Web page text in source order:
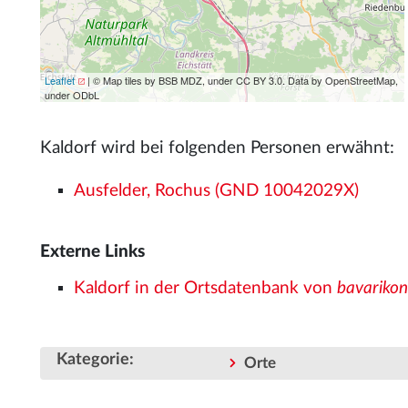
Leaflet
| © Map tiles by BSB MDZ, under CC BY 3.0. Data by OpenStreetMap,
under ODbL
Kaldorf wird bei folgenden Personen erwähnt:
Ausfelder, Rochus (GND 10042029X)
Externe Links
Kaldorf in der Ortsdatenbank vonbavarikon
Kategorie: Orte